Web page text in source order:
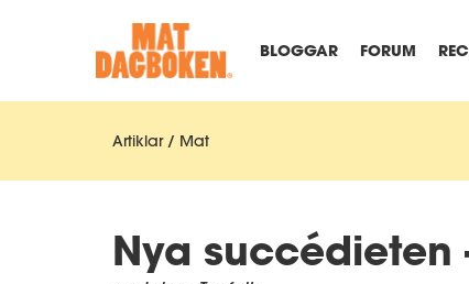
BLOGGAR FORUM
Artiklar / Mat
Nya succédieten